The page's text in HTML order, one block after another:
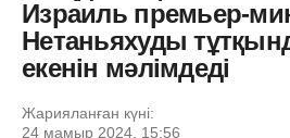
Израиль премьер-
Нетаньяхуды
екенін мәлімдеді
Жарияланған күні:
24 мамыр 2024, 15:56